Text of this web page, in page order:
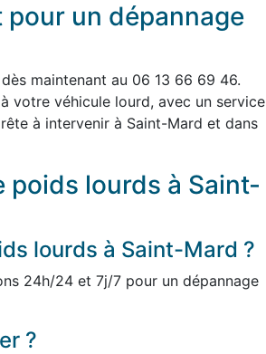
un dépannage
maintenant au 06 13 66 69 46.
votre véhicule lourd, avec un service
à intervenir à Saint-Mard et dans
poids lourds à Saint-
lourds à Saint-Mard ?
24h/24 et 7j/7 pour un dépannage
?